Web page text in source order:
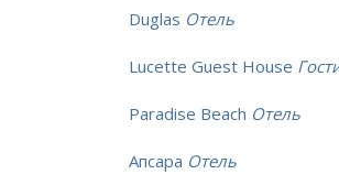
Duglas Отель
Lucette Guest House
Paradise Beach Отель
Апсара Отель